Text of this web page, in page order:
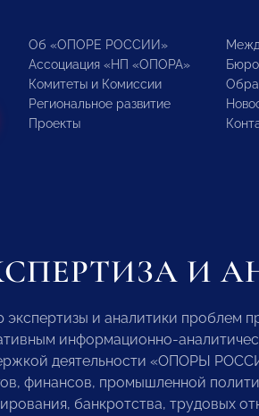
Об «ОПОРЕ РОССИИ»
Ассоциация «НП «ОПОРА»
Комитеты и Комиссии
Региональное развитие
Проекты
И
экспертизы и аналитики проблем
информационно-
деятельности «ОПОРЫ
финансов, промышленной
банкротства, трудовых